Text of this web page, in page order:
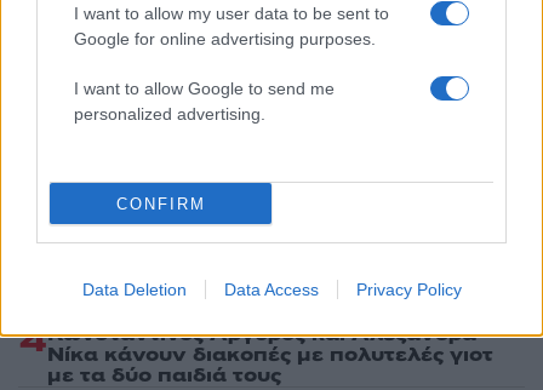
I want to allow my user data to be sent to
Google for online advertising purposes.
I want to allow Google to send me
personalized advertising.
CONFIRM
Data Deletion Data Access Privacy Policy
Πιο δημοφιλή
Η Άννα Βίσση ξετρελάθηκε με μπάντα που
έπαιζε Τσιτσάνη στο Φισκάρδο και τους
πρότεινε συνεργασία
της ιστορίας
3«Ψήνονται» στα 40άρια δυτική και βόρεια
μποφόρ στο Αιγαίο μέχρι
Δεκαπενταύγουστο
4Κωνσταντίνος Αργυρός και Αλεξάνδρα
Νίκα κάνουν διακοπές με πολυτελές γιοτ
με τα δύο παιδιά τους